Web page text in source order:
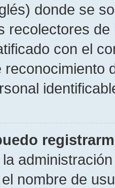
donde se
recolectores
con el
reconocimiento
nombre de